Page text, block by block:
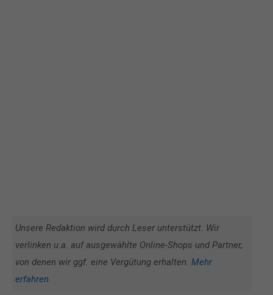
Unsere Redaktion wird durch Leser unterstützt. Wir
verlinken u.a. auf ausgewählte Online-Shops und Partner,
von denen wir ggf. eine Vergütung erhalten. Mehr
erfahren.